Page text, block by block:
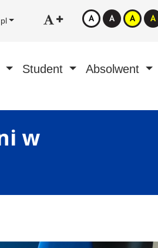
pl
Student Absolwent
w